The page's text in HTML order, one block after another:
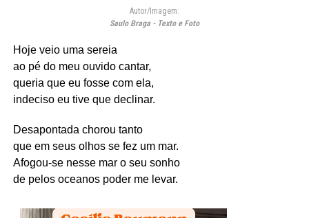
Autor/Imagem:
Saulo Braga - Texto e Foto
Hoje veio uma sereia
ao pé do meu ouvido cantar,
queria que eu fosse com ela,
indeciso eu tive que declinar.
Desapontada chorou tanto
que em seus olhos se fez um mar.
Afogou-se nesse mar o seu sonho
de pelos oceanos poder me levar.